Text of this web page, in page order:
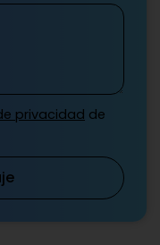
privacidad de